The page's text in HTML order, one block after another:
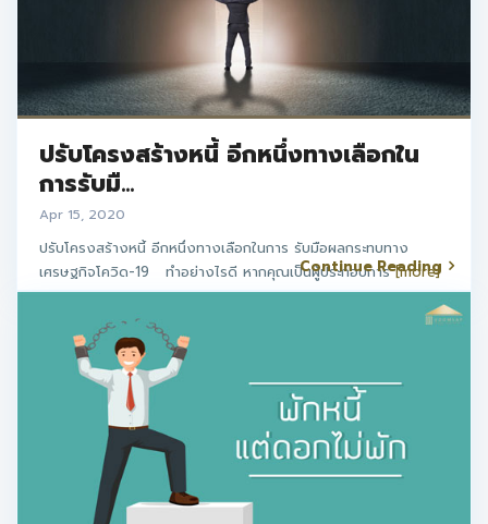
ปรับโครงสร้างหนี้ อีกหนึ่งทางเลือกใน
การรับมื...
Apr 15, 2020
ปรับโครงสร้างหนี้ อีกหนึ่งทางเลือกในการ รับมือผลกระทบทาง
เศรษฐกิจโควิด-19 ทำอย่างไรดี หากคุณเป็นผู้ประกอบการ[more]
Continue Reading